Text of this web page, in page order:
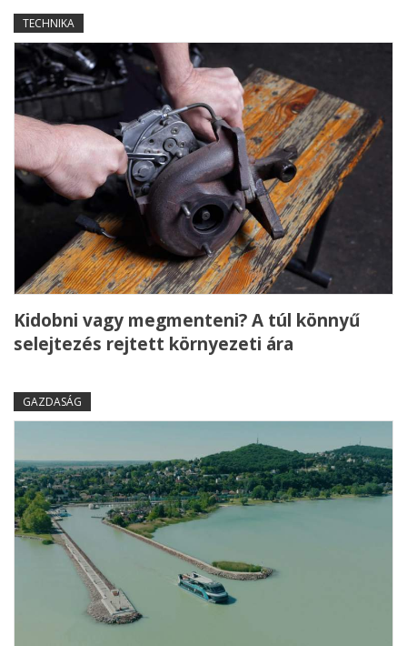
TECHNIKA
Kidobni vagy megmenteni? A túl könnyű
selejtezés rejtett környezeti ára
GAZDASÁG